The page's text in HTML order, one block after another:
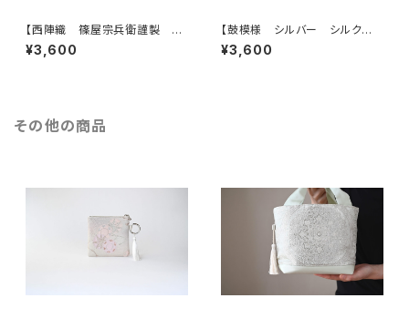
【西陣織 篠屋宗兵衛謹製 若
松模様 ゴールド シルク帯リ
メイク バッグチャーム型スクエ
¥3,600
【鼓模様 シルバー シルク帯リ
メイク バッグチャーム型スクエ
アポーチ】メイクポーチ 旅
¥3,600
その他の商品